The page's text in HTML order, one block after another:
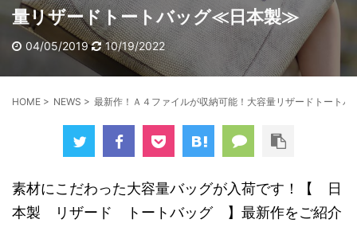
量リザードトートバッグ≪日本製≫
04/05/2019 10/19/2022
HOME > NEWS > 最新作！Ａ４ファイルが収納可能！大容量リザードトート
素材にこだわった大容量バッグが入荷です！【 日
本製 リザード トートバッグ 】最新作をご紹介